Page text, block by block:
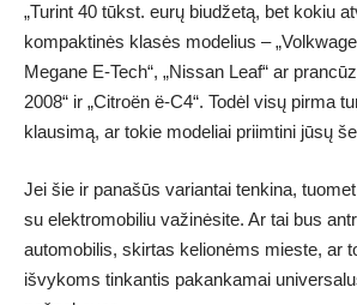
„Turint 40 tūkst. eurų biudžetą, bet kokiu
kompaktinės klasės modelius –
Megane E-Tech“, „Nissan Leaf“ ar
2008“ ir „Citroën ë-C4“. Todėl visų pirma
klausimą, ar tokie modeliai priimtini jūsų
Jei šie ir panašūs variantai tenkina,
su elektromobiliu važinėsite. Ar tai bus
automobilis, skirtas kelionėms mieste, ar
išvykoms tinkantis pakankamai